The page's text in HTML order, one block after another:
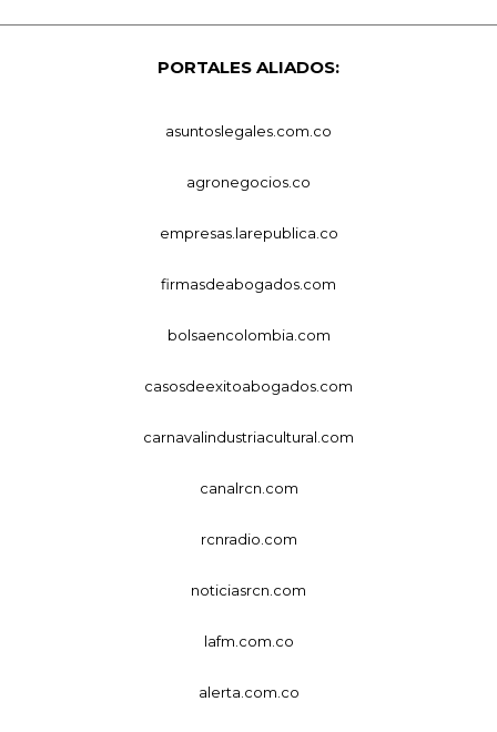
PORTALES ALIADOS:
asuntoslegales.com.co
agronegocios.co
empresas.larepublica.co
firmasdeabogados.com
bolsaencolombia.com
casosdeexitoabogados.com
carnavalindustriacultural.com
canalrcn.com
rcnradio.com
noticiasrcn.com
lafm.com.co
alerta.com.co